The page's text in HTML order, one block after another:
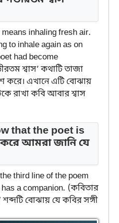
means inhaling fresh air.
to inhale again as on
had become
শ্বাস’ কথাটি তাজা
করে। এখানে এটি বোঝায়
রাখা কবি আবার শ্বাস
that the poet is
আমরা জানি যে
third line of the poem
a companion. (কবিতার
বোঝায় যে কবির সঙ্গী